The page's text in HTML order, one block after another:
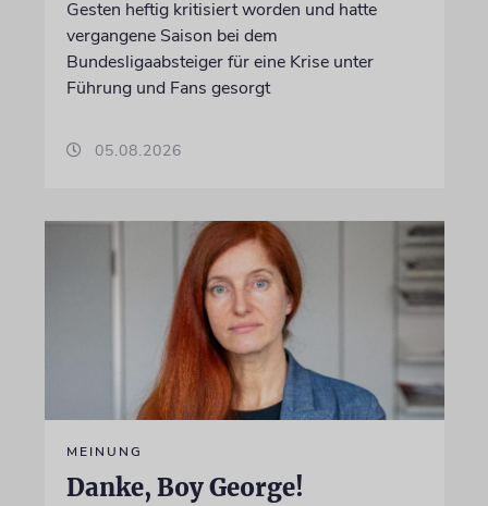
Gesten heftig kritisiert worden und hatte
vergangene Saison bei dem
Bundesligaabsteiger für eine Krise unter
Führung und Fans gesorgt
05.08.2026
MEINUNG
Danke, Boy George!